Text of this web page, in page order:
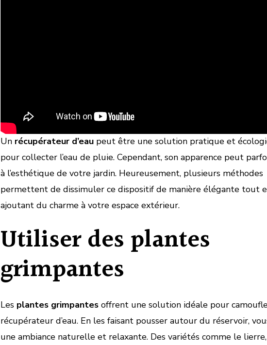
Un récupérateur d’eau peut être une solution pratique et
pour collecter l’eau de pluie. Cependant, son apparence peut
à l’esthétique de votre jardin. Heureusement, plusieurs méthodes
permettent de dissimuler ce dispositif de manière élégante tout
ajoutant du charme à votre espace extérieur.
Utiliser des plantes
grimpantes
Les plantes grimpantes offrent une solution idéale pour
récupérateur d’eau. En les faisant pousser autour du réservoir,
une ambiance naturelle et relaxante. Des variétés comme le